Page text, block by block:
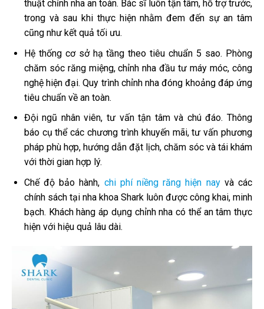
thuật chỉnh nha an toàn. Bác sĩ luôn tận tâm, hỗ trợ trước,
trong và sau khi thực hiện nhằm đem đến sự an tâm
cũng như kết quả tối ưu.
Hệ thống cơ sở hạ tầng theo tiêu chuẩn 5 sao. Phòng
chăm sóc răng miệng, chỉnh nha đầu tư máy móc, công
nghệ hiện đại. Quy trình chỉnh nha đóng khoảng đáp ứng
tiêu chuẩn về an toàn.
Đội ngũ nhân viên, tư vấn tận tâm và chú đáo. Thông
báo cụ thể các chương trình khuyến mãi, tư vấn phương
pháp phù hợp, hướng dẫn đặt lịch, chăm sóc và tái khám
với thời gian hợp lý.
Chế độ bảo hành, chi phí niềng răng hiện nayvà các
chính sách tại nha khoa Shark luôn được công khai, minh
bạch. Khách hàng áp dụng chỉnh nha có thể an tâm thực
hiện với hiệu quả lâu dài.